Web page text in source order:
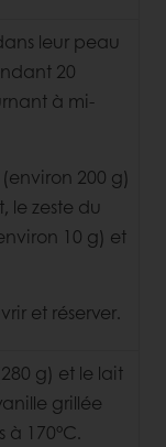
leur peau
20
à mi-
200 g)
le zeste du
10 g) et
et réserver.
g) et le lait
grillée
170°C.